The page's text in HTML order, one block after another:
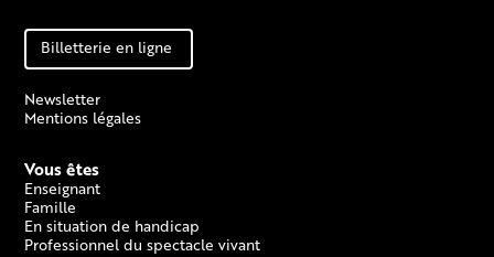
Billetterie en ligne
Newsletter
Mentions légales
Vous êtes
Enseignant
Famille
En situation de handicap
Professionnel du spectacle vivant